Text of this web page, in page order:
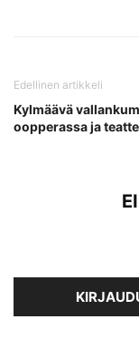
Edellinen artikkeli
Kylmäävä
oopperassa ja